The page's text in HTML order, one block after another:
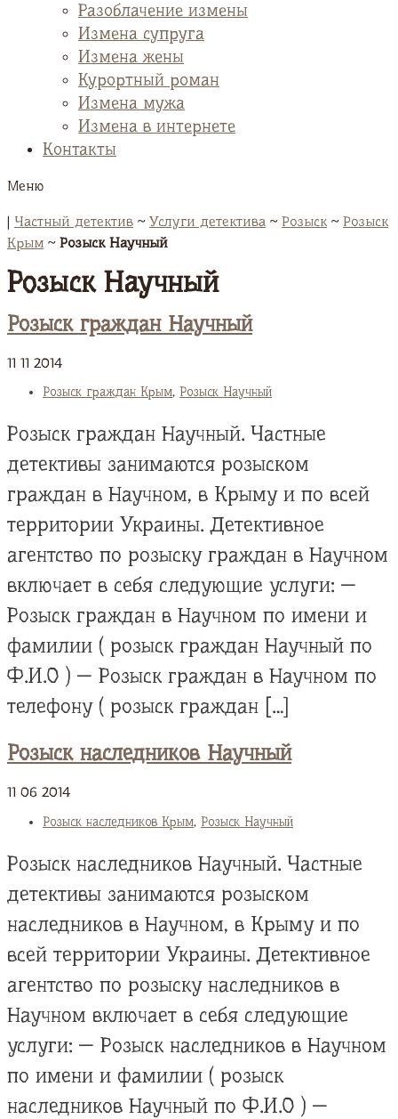
Разоблачение измены
Измена супруга
Измена жены
Курортный роман
Измена мужа
Измена в интернете
Контакты
Меню
| Частный детектив ~ Услуги детектива ~ Розыск~ Розыск
Крым ~ Розыск Научный
Розыск Научный
Розыск граждан Научный
11 11 2014
Розыск граждан Крым, Розыск Научный
Розыск граждан Научный. Частные
детективы занимаются розыском
граждан в Научном, в Крыму и по всей
территории Украины. Детективное
агентство по розыску граждан в Научном
включает в себя следующие услуги: —
Розыск граждан в Научном по имени и
фамилии ( розыск граждан Научный по
Ф.И.О ) — Розыск граждан в Научном по
телефону ( розыск граждан […]
Розыск наследников Научный
11 06 2014
Розыск наследников Крым, Розыск Научный
Розыск наследников Научный. Частные
детективы занимаются розыском
наследников в Научном, в Крыму и по
всей территории Украины. Детективное
агентство по розыску наследников в
Научном включает в себя следующие
услуги: — Розыск наследников в Научном
по имени и фамилии ( розыск
наследников Научный по Ф.И.О ) —